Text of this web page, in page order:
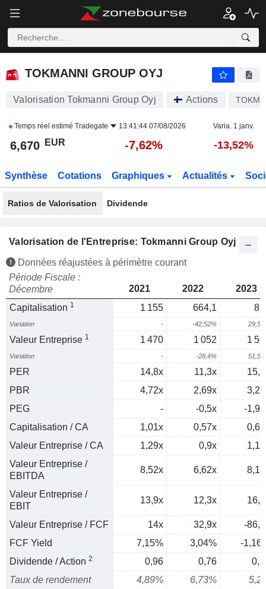
TOKMANNI GROUP OYJ
TOKMANNI GROUP OYJ
Valorisation Tokmanni Group Oyj Actions
Temps réel estimé Tradegate 13:41:44 07/08/2026 Varia. 1 janv.
6,670 EUR -7,62% -13,52%
Synthèse Cotations Graphiques Actualités
Ratios de Valorisation Dividende
Valorisation de l'Entreprise: Tokmanni Group Oyj
Données réajustées à périmètre courant
Période Fiscale :
Décembre
2021 2022
2023
Capitalisation 1 1 155 664,1
Variation - -42,52%
Valeur Entreprise 1 1 470 1 052 1
Variation - -28,4%
PER 14,8x 11,3x
PBR
4,72x 2,69x
PEG
- -0,5x
-
Capitalisation / CA
1,01x 0,57x
Valeur Entreprise / CA
1,29x 0,9x
Valeur Entreprise /
EBITDA
8,52x 6,62x
Valeur Entreprise /
EBIT
13,9x 12,3x
Valeur Entreprise / FCF 14x 32,9x
-
FCF Yield
7,15% 3,04%
-
Dividende / Action 2 0,96 0,76
Taux de rendement
4,89% 6,73%